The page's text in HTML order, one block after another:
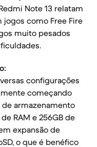
Note 13 relatam
como Free Fire
muito pesados
configurações
começando
de armazenamento
RAM e 256GB de
expansão de
o que é benéfico